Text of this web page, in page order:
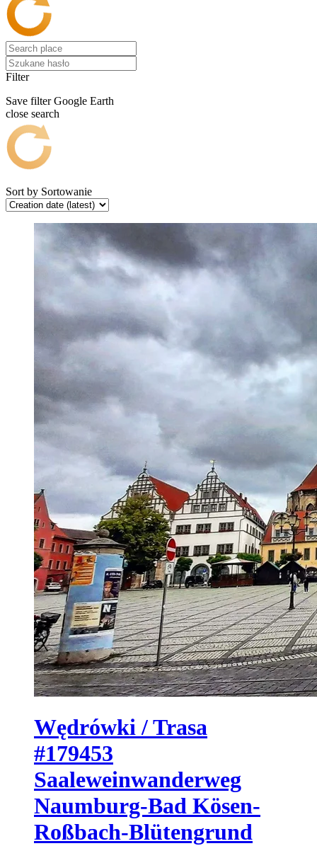
Filter
Save filter Google Earth
close search
Sort by Sortowanie
Wędrówki / Trasa
#179453
Saaleweinwanderweg
Naumburg-Bad Kösen-
Roßbach-Blütengrund